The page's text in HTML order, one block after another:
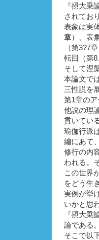
『摂大乗
されてお
表象は実
章）、表
（第3?7
転回（第8
そして涅
本論文で
三性説を
第1章の
他説の理
貫いてい
瑜伽行派
編にあて
修行の内
われる。
この世界
をどう生
実例が挙
いかと思
『摂大乗
論である。
そこで以